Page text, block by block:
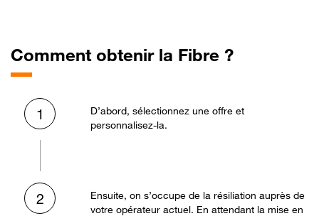
Comment obtenir la Fibre ?
1
D’abord, sélectionnez une offre et
personnalisez-la.
2
Ensuite, on s’occupe de la résiliation auprès de
votre opérateur actuel. En attendant la mise en